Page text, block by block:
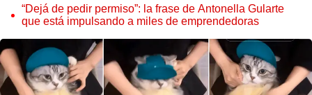
“Dejá de pedir permiso”: la frase de Antonella Gularte
que está impulsando a miles de emprendedoras